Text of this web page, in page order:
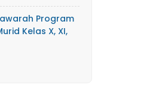
Program
Kelas X, XI,